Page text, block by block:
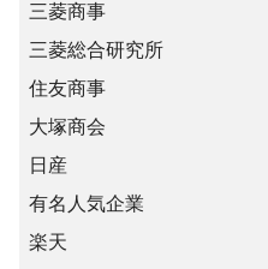
三菱商事
三菱総合研究所
住友商事
大塚商会
日産
有名人気企業
楽天